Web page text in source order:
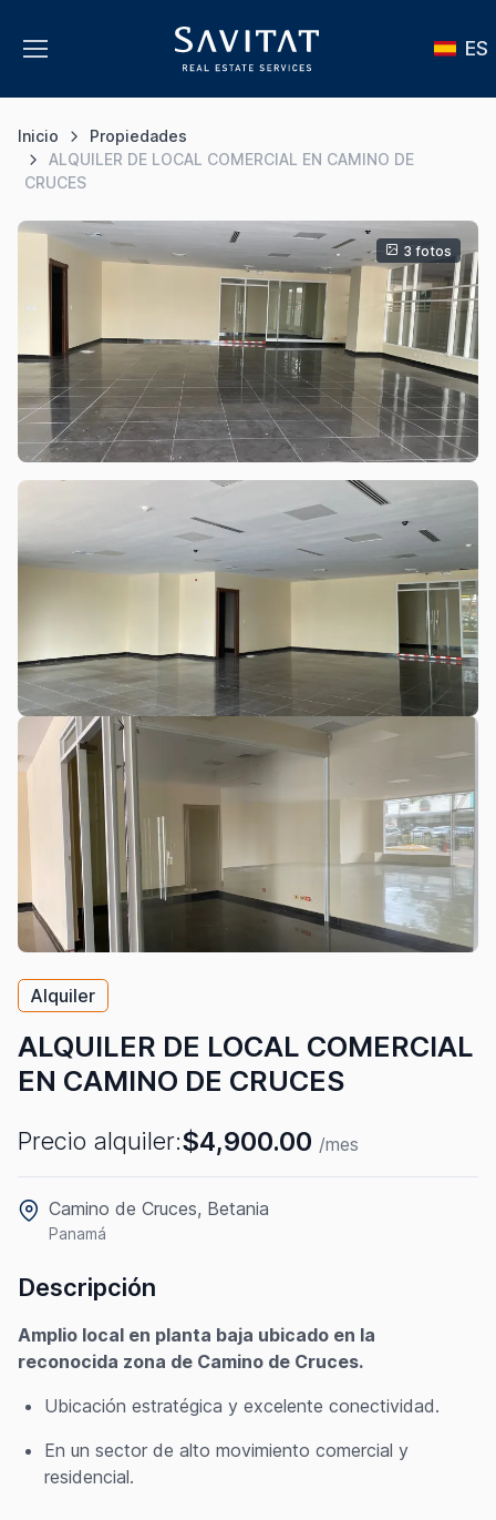
ES
Inicio
Propiedades
ALQUILER DE LOCAL COMERCIAL EN CAMINO DE
CRUCES
3 fotos
Alquiler
ALQUILER DE LOCAL COMERCIAL
EN CAMINO DE CRUCES
Precio alquiler:$4,900.00 /mes
Camino de Cruces, Betania
Panamá
Descripción
Amplio local en planta baja ubicado en la
reconocida zona de Camino de Cruces.
Ubicación estratégica y excelente conectividad.
En un sector de alto movimiento comercial y
residencial.